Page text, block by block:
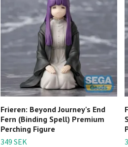
Frieren: Beyond Journey's End
Fern (Binding Spell) Premium
Perching Figure
349 SEK